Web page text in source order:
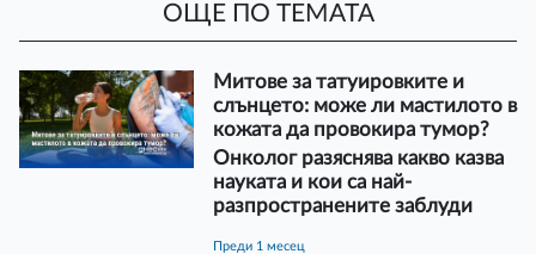
ОЩЕ ПО ТЕМАТА
Митове за татуировките и
слънцето: може ли мастилото в
кожата да провокира тумор?
Онколог разяснява какво казва
науката и кои са най-
разпространените заблуди
преди 1 месец